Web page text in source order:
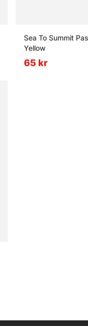
Sea To Summit
Yellow
65 kr